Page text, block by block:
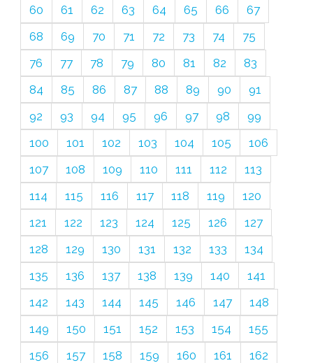
60
61 62 63 64 65 66
67
68
69 70 71 72 73 74
75
76
77 78 79 80 81 82
83
84
85 86 87 88 89 90
91
92
93 94 95 96 97 98
99
100
101 102 103 104 105
106
107
108 109 110 111 112
113
114
115 116 117 118 119
120
121
122 123 124 125 126
127
128
129 130 131 132 133
134
135
136 137 138 139 140
141
142
143 144 145 146 147
148
149
150 151 152 153 154
155
156
157 158 159 160 161
162